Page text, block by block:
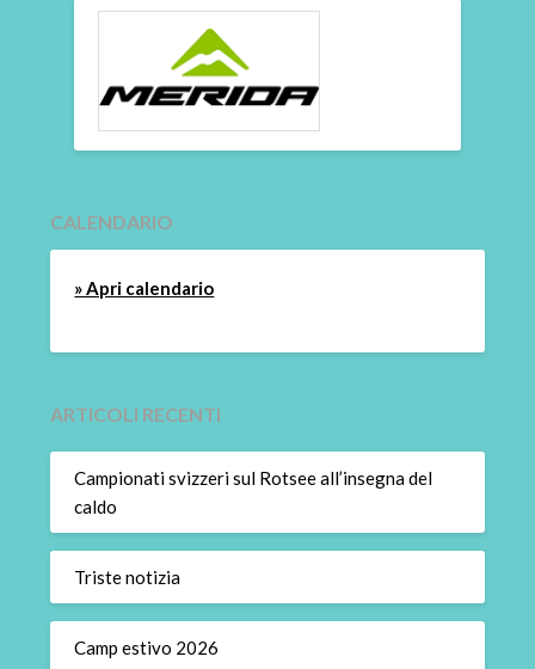
CALENDARIO
» Apri calendario
ARTICOLI RECENTI
Campionati svizzeri sul Rotsee all’insegna del
caldo
Triste notizia
Camp estivo 2026